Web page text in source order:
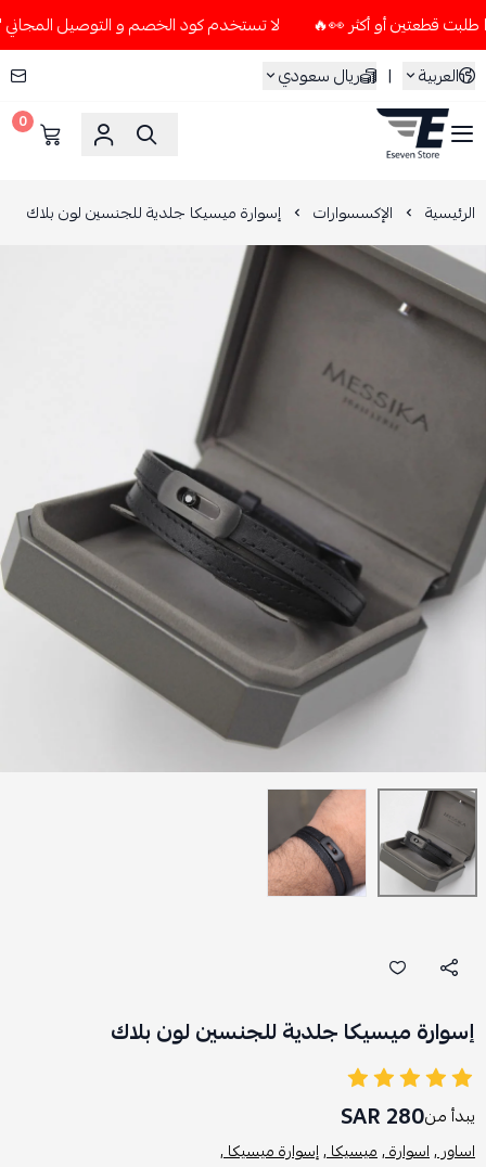
لا تستخدم كود الخصم و التوصيل المجاني " N7 " إلا إذا طلبت قطعتين أو أكثر 👀🔥
العربية
| ريال سعودي
ESEVEN STORE
0
الرئيسية الإكسسوارات إسوارة ميسيكا جلدية للجنسين لون بلاك
إسوارة ميسيكا جلدية للجنسين لون بلاك
يبدأ من280 SAR
اساور ,اسوارة ,ميسيكا ,إسوارة ميسيكا ,